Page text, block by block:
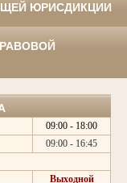
ЮРИСДИКЦИИ
09:00 - 18:00
09:00 - 16:45
Выходной